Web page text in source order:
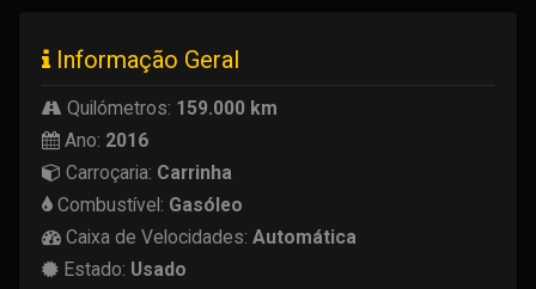
Informação Geral
Quilómetros: 159.000 km
Ano: 2016
Carroçaria: Carrinha
Combustível: Gasóleo
Caixa de Velocidades: Automática
Estado: Usado